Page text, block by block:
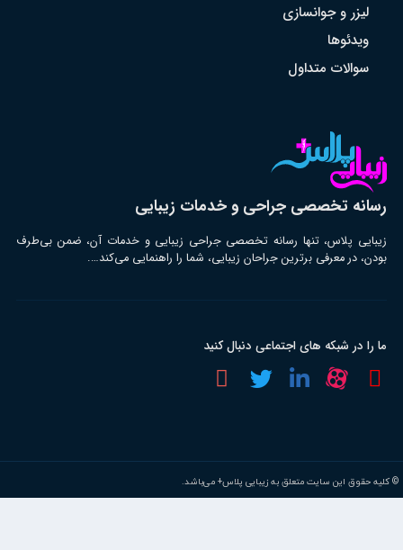
لیزر و جوانسازی
ویدئوها
سوالات متداول
رسانه تخصصی جراحی و خدمات زیبایی
زیبایی پلاس، تنها رسانه تخصصی جراحی زیبایی و خدمات آن، ضمن بی‌طرف
بودن، در معرفی برترین جراحان زیبایی، شما را راهنمایی می‌کند….
ما را در شبکه های اجتماعی دنبال کنید
© کلیه حقوق این سایت متعلق به زیبایی پلاس+ می‌باشد.